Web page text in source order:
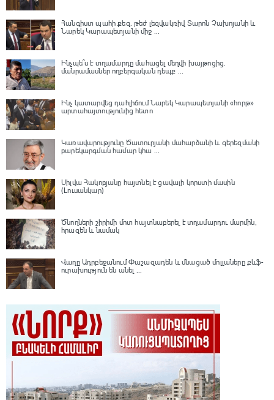
Հանգիստ պահի քեզ. թեժ լեզվակռիվ Տարոն Չախոյանի և
Նարեկ Կարապետյանի միջ ...
Ինչպե՞ս է տղամարդը մահացել մեղվի խայթոցից.
մանրամասներ ողբերգական դեպք ...
Ինչ կատարվեց դահլիճում Նարեկ Կարապետյանի «հորթ»
արտահայտությունից հետո
Կառավարությունը Ծատուրյանի մահարձանի և գերեզմանի
բարեկարգման համար կհա ...
Սիլվա Հակոբյանը հայտնել է ցավալի կորստի մասին
(Լուսանկար)
Ծնողների շիրիմի մոտ հայտնաբերել է տղամարդու մարմին,
հրազեն և նամակ
Վաղը Ադրբեջանում Փաշազադեն և մնացած մոլլաները քևֆ-
ուրախություն են անել ...